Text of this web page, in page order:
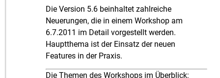
Die Version 5.6 beinhaltet zahlreiche
Neuerungen, die in einem Workshop am
6.7.2011 im Detail vorgestellt werden.
Hauptthema ist der Einsatz der neuen
Features in der Praxis.
Die Themen des Workshops im Überblick: